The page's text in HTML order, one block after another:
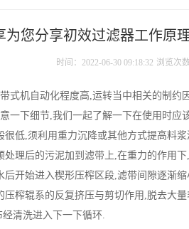
为您分享初效过滤器工作原
时间：2022-06-30 09:18:32 浏览次数
式机自动化程度高,运转当中相关的制
一下细节,我们一起了解一下在使用时应
低,须利用重力沉降或其他方式提高料
理后的污泥加到滤带上,在重力的作用
开始进入楔形压榨区段,滤带间隙逐渐
榨辊系的反复挤压与剪切作用,脱去大
清洗进入下一下循环.